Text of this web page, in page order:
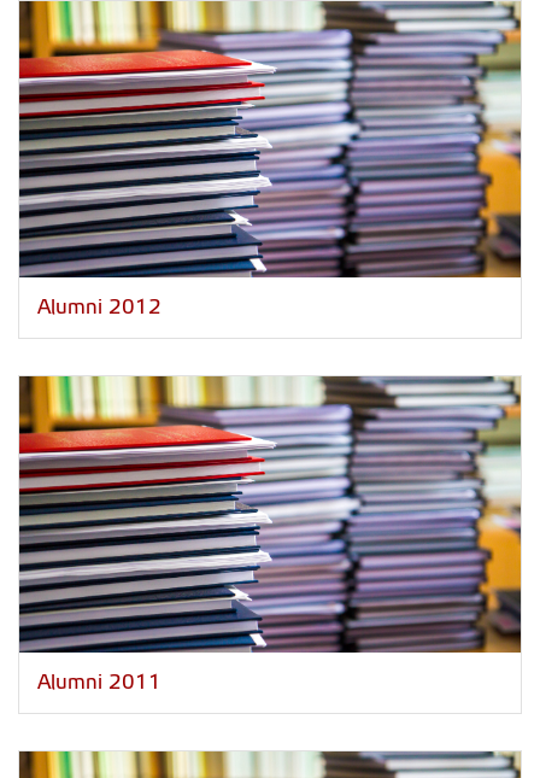
Alumni 2012
Alumni 2011